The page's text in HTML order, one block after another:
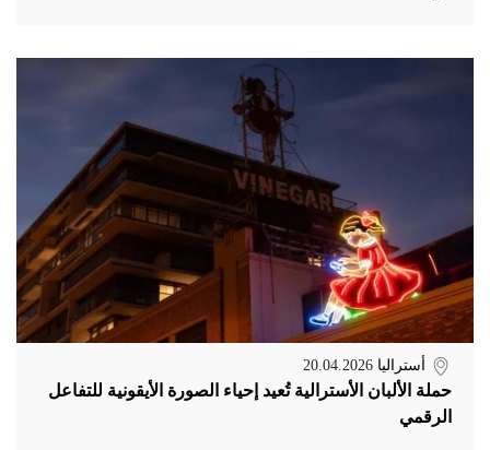
أستراليا 20.04.2026
حملة الألبان الأسترالية تُعيد إحياء الصورة الأيقونية للتفاعل
الرقمي